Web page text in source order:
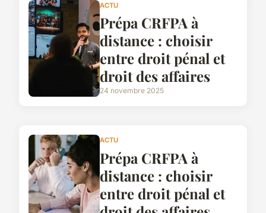
ACTU
Prépa CRFPA à
distance : choisir
entre droit pénal et
droit des affaires
24 novembre 2025
ACTU
Prépa CRFPA à
distance : choisir
entre droit pénal et